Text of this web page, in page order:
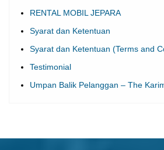
RENTAL MOBIL JEPARA
Syarat dan Ketentuan
Syarat dan Ketentuan (Terms and
Testimonial
Umpan Balik Pelanggan – The